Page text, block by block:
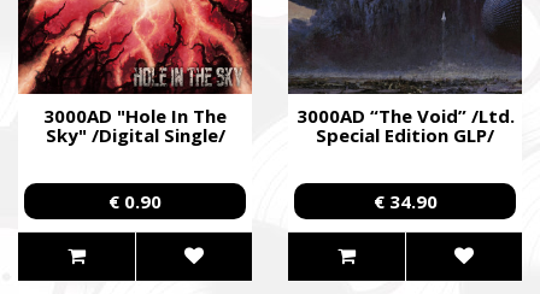
3000AD "Hole In The
Sky" /Digital Single/
€ 0.90
3000AD “The Void” /Ltd.
Special Edition GLP/
€ 34.90